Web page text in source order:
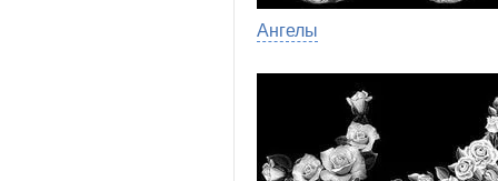
Ангелы